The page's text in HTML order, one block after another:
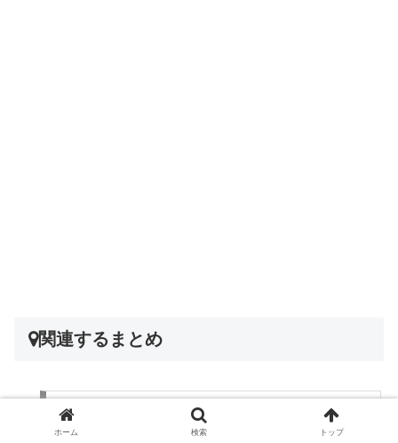
関連するまとめ
米子「とんきん」は地元で圧倒的人気のカ
レー専門店！人気メニューは？
ホーム 検索 トップ